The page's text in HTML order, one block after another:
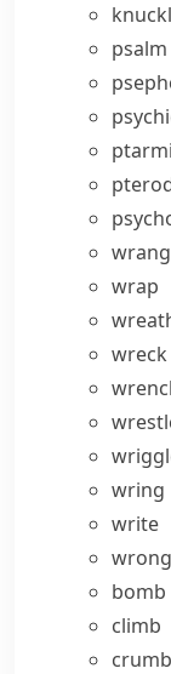
psalm
wrap
wreck
wring
write
wrong
bomb
climb
crumb